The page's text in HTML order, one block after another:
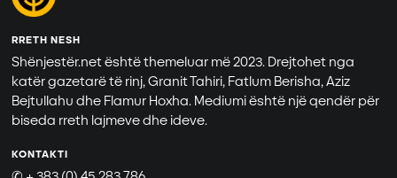
RRETH NESH
Shënjestër.net është themeluar më 2023. Drejtohet nga
katër gazetarë të rinj, Granit Tahiri, Fatlum Berisha, Aziz
Bejtullahu dhe Flamur Hoxha. Mediumi është një qendër për
biseda rreth lajmeve dhe ideve.
KONTAKTI